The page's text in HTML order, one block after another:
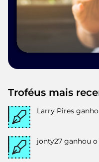
Troféus mais
Larry Pires
jonty27 ganhou o